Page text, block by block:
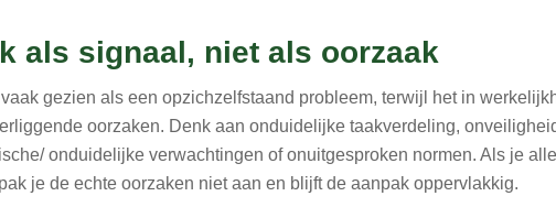
als signaal, niet als oorzaak
gezien als een opzichzelfstaand probleem, terwijl het in
oorzaken. Denk aan onduidelijke taakverdeling,
onduidelijke verwachtingen of onuitgesproken normen. Als je
je de echte oorzaken niet aan en blijft de aanpak oppervlakkig.